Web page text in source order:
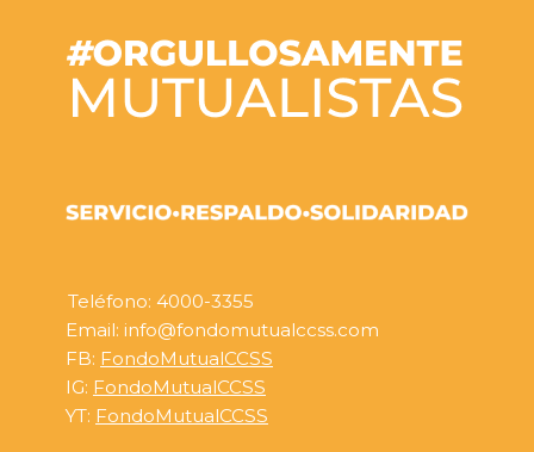
Teléfono: 4000-3355
Email: info@fondomutualccss.com
FB: FondoMutualCCSS
IG: FondoMutualCCSS
YT: FondoMutualCCSS